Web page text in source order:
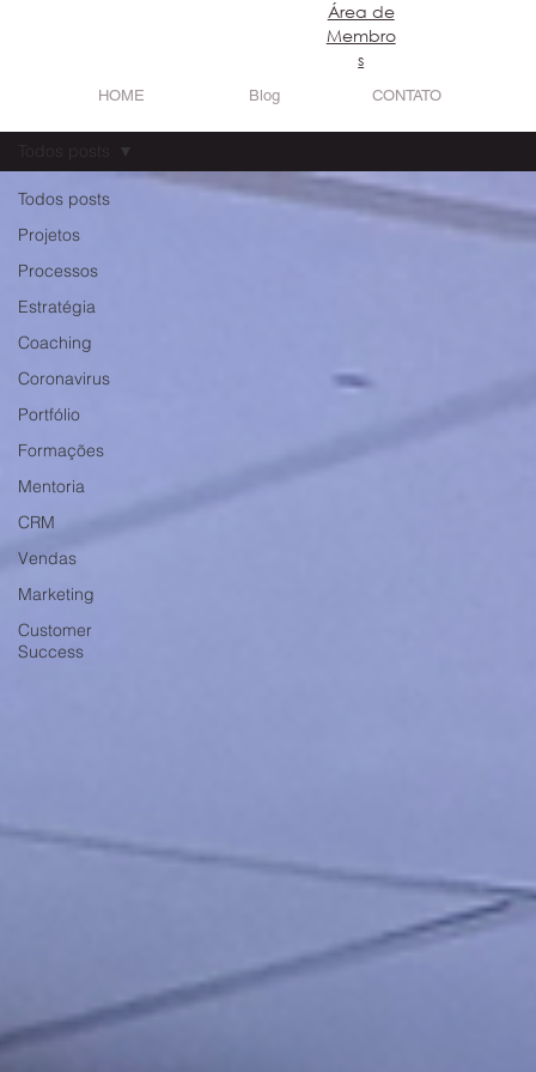
​Área de
Membro
s
HOME Blog CONTATO
Todos posts
Projetos
Processos
Estratégia
Coaching
Coronavirus
Portfólio
Formações
Mentoria
CRM
Vendas
Marketing
Customer
Success